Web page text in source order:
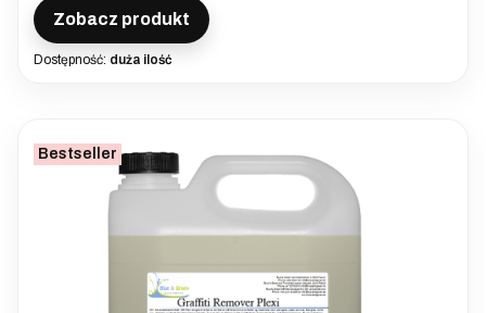
Zobacz produkt
Dostępność: duża ilość
Bestseller